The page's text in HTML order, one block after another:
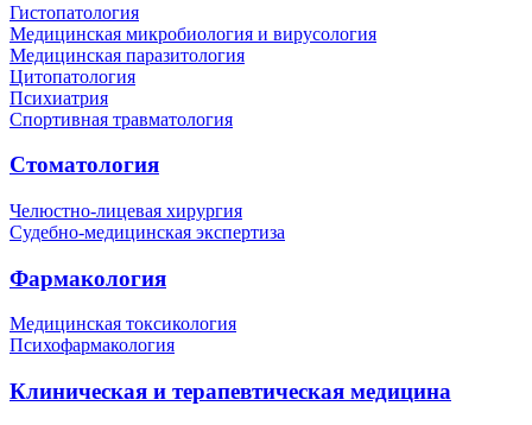
Гистопатология
Медицинская микробиология и вирусология
Медицинская паразитология
Цитопатология
Психиатрия
Спортивная травматология
Стоматология
Челюстно-лицевая хирургия
Судебно-медицинская экспертиза
Фармакология
Медицинская токсикология
Психофармакология
Клиническая и терапевтическая медицина